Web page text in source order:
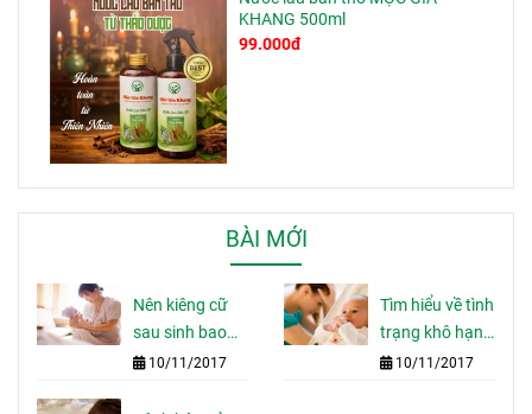
KHANG 500ml
99.000đ
BÀI MỚI
Nên kiêng cữ
sau sinh bao
lâu để tránh
10/11/2017
Tìm hiểu về tình
trạng khô hạn
sau sinh
10/11/2017